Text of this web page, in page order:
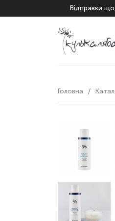
Відправки
Головна